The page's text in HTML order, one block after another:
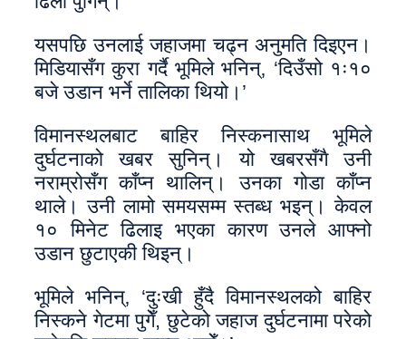
यसपछि उनलाई जहाजमा चढ्न अनुमति दिइएन।
मिडियासँग कुरा गर्दै भूमिले भनिन्‚ ‘दिउँसो १ः१०
बजे उडान भर्ने तालिका थियो।’
विमानस्थलबाट बाहिर निस्कनासाथ भूमिले
दुर्घटनाको खबर सुनिन्। यो खबरसँगै उनी
नराम्रोसँग काँप्न थालिन्। उनका गोडा काँप्न
थाले। उनी लामो समयसम्म स्तब्ध भइन्। केवल
१० मिनेट ढिलाइ भएका कारण उनले आफ्नो
उडान छुटाएकी थिइन्।
भूमिले भनिन्‚ ‘दुःखी हुँदै विमानस्थलको बाहिर
निस्कने गेटमा पुगेँ, छुटेको जहाज दुर्घटनामा परेको